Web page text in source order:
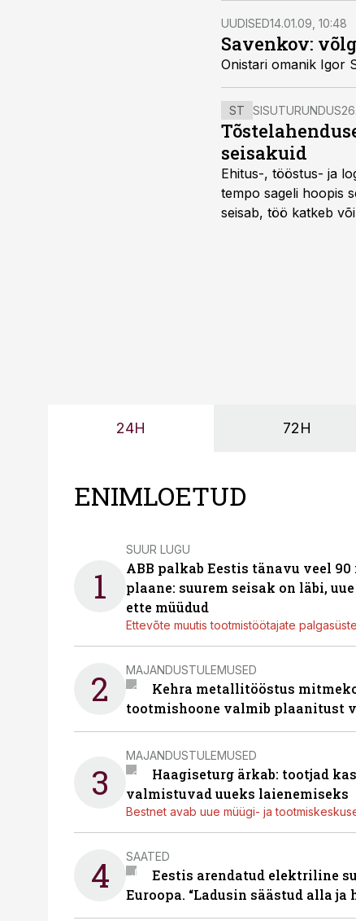
UUDISED14.01.09, 10:48
Savenkov:
ST SISUTURUNDUS
seisakuid
Ehitus-, tööstus- ja
tempo sageli hoopis
seisab, töö katkeb
24H 72H
ENIMLOETUD
1
SUUR LUGU
ABB palkab Eestis tänavu veel
plaane: suurem seisak on läbi,
ette müüdud
Ettevõte muutis tootmistöötajate
2 MAJANDUSTULEMUSED
Kehra metallitööstus
tootmishoone valmib plaanitust
3
MAJANDUSTULEMUSED
Haagiseturg ärkab: tootjad
valmistuvad uueks laienemiseks
Bestnet avab uue müügi- ja
4 SAATED
Eestis arendatud elektriline
Euroopa. “Ladusin säästud alla ja